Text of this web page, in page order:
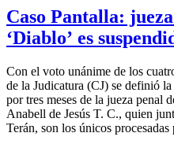
Caso Pantalla:
‘Diablo’ es
Política | Noticias
Con el voto unánime de los
de la Judicatura (CJ) se definió
por tres meses de la jueza penal
Anabell de Jesús T. C., quien
Terán, son los únicos